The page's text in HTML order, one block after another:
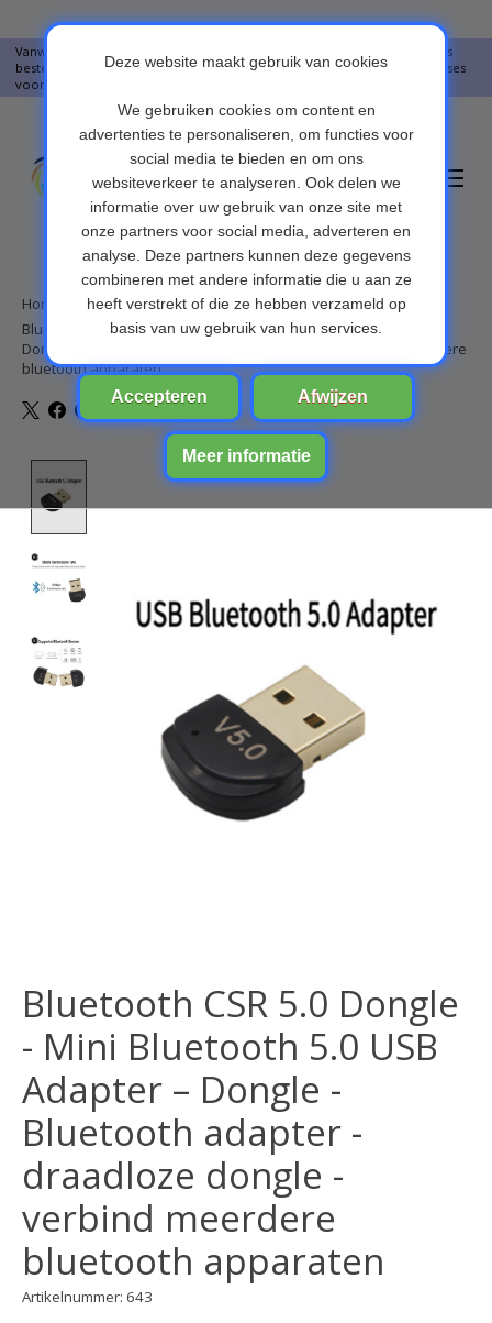
Vanwege vakantie worden er op moment geen pakketjes verstuurd. Alles
bestellingen vanaf 09-07-2026 word op 10-08-2026 verzonden. Onze excuses
voor het ongemak. Bedankt voor u begrip.
Verlanglijst
Home
Bluetooth CSR 5.0 Dongle - Mini Bluetooth 5.0 USB Adapter –
Dongle - Bluetooth adapter - draadloze dongle - verbind meerdere
bluetooth apparaten
Product image slideshow Items
Bluetooth CSR 5.0 Dongle
- Mini Bluetooth 5.0 USB
Adapter – Dongle -
Bluetooth adapter -
draadloze dongle -
verbind meerdere
bluetooth apparaten
Artikelnummer: 643